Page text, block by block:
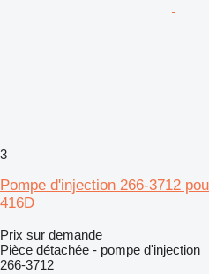
3
Pompe d'injection 266-3712
416D
Prix sur demande
Pièce détachée - pompe d'injection
266-3712